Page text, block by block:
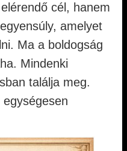
cél, hanem
amelyet
Ma a boldogság
Mindenki
találja meg.